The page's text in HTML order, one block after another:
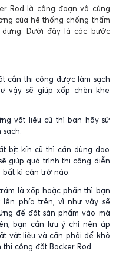
Rod là công đoạn vô cùng
của hệ thống chống thấm
Dưới đây là các bước
cần thi công được làm sạch
vậy sẽ giúp xốp chèn khe
vật liệu cũ thì bạn hãy sử
bịt kín cũ thì cần dùng dao
giúp quá trình thi công diễn
bất kì cản trở nào.
là xốp hoặc phấn thì bạn
phía trên, vì như vậy sẽ
để đặt sản phẩm vào mà
bạn cần lưu ý chỉ nên áp
vật liệu và cần phải để khô
công đặt Backer Rod.